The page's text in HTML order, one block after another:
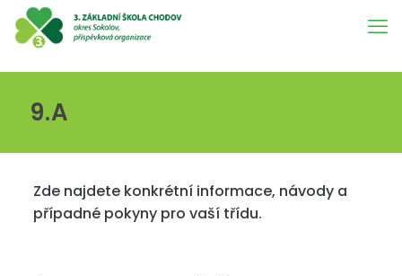
9.A
Zde najdete konkrétní informace, návody a
případné pokyny pro vaší třídu.